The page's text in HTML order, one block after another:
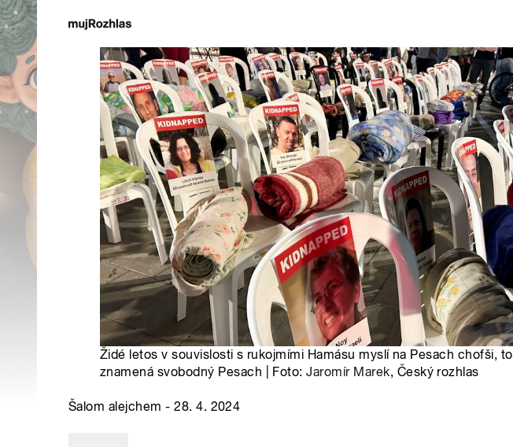
Židé letos v souvislosti s rukojmími Hamásu myslí na Pesach chofši, to
znamená svobodný Pesach | Foto:Jaromír Marek, Český rozhlas
Šalom alejchem - 28. 4. 2024